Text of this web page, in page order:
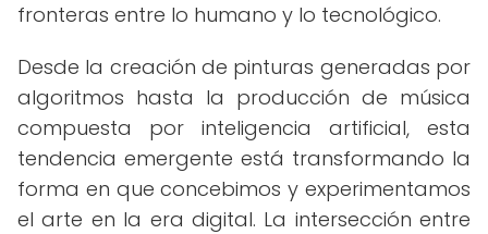
fronteras entre lo humano y lo tecnológico.
Desde la creación de pinturas generadas por
algoritmos hasta la producción de música
compuesta por inteligencia artificial, esta
tendencia emergente está transformando la
forma en que concebimos y experimentamos
el arte en la era digital. La intersección entre